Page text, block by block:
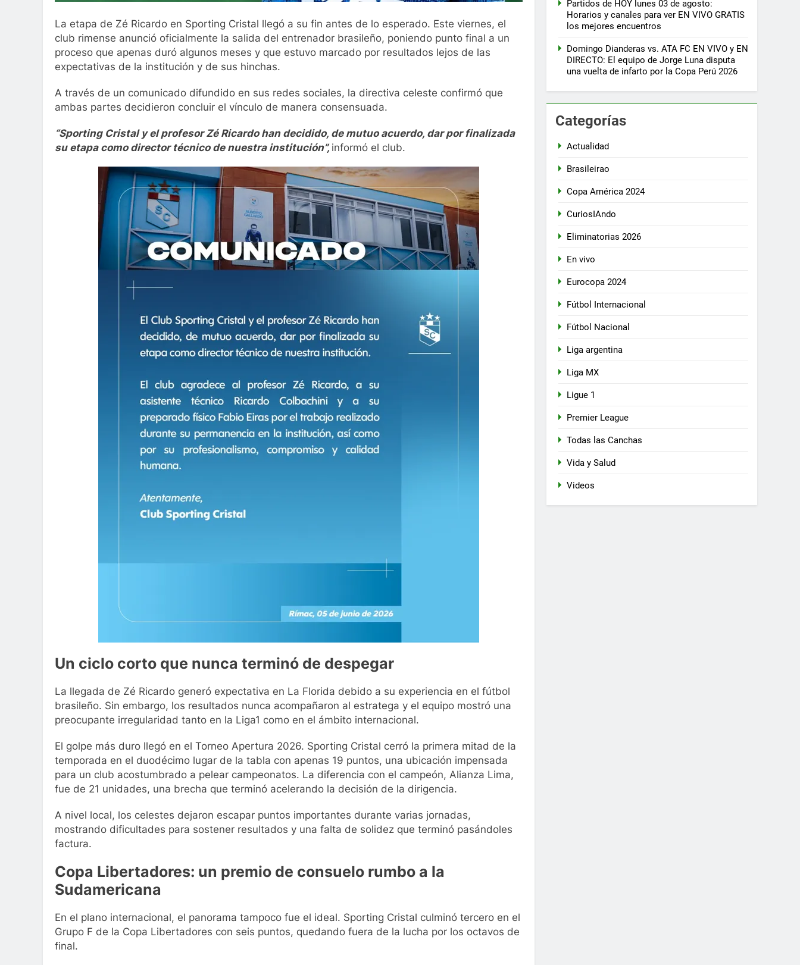
La etapa de Zé Ricardo en Sporting Cristal llegó a su fin antes de lo esperado. Este viernes, el
club rimense anunció oficialmente la salida del entrenador brasileño, poniendo punto final a un
proceso que apenas duró algunos meses y que estuvo marcado por resultados lejos de las
expectativas de la institución y de sus hinchas.
A través de un comunicado difundido en sus redes sociales, la directiva celeste confirmó que
ambas partes decidieron concluir el vínculo de manera consensuada.
“Sporting Cristal y el profesor Zé Ricardo han decidido, de mutuo acuerdo, dar por finalizada
su etapa como director técnico de nuestra institución”, informó el club.
Un ciclo corto que nunca terminó de despegar
La llegada de Zé Ricardo generó expectativa en La Florida debido a su experiencia en el fútbol
brasileño. Sin embargo, los resultados nunca acompañaron al estratega y el equipo mostró una
preocupante irregularidad tanto en la Liga1 como en el ámbito internacional.
El golpe más duro llegó en el Torneo Apertura 2026. Sporting Cristal cerró la primera mitad de la
temporada en el duodécimo lugar de la tabla con apenas 19 puntos, una ubicación impensada
para un club acostumbrado a pelear campeonatos. La diferencia con el campeón, Alianza Lima,
fue de 21 unidades, una brecha que terminó acelerando la decisión de la dirigencia.
A nivel local, los celestes dejaron escapar puntos importantes durante varias jornadas,
mostrando dificultades para sostener resultados y una falta de solidez que terminó pasándoles
factura.
Copa Libertadores: un premio de consuelo rumbo a la
Sudamericana
En el plano internacional, el panorama tampoco fue el ideal. Sporting Cristal culminó tercero en el
Grupo F de la Copa Libertadores con seis puntos, quedando fuera de la lucha por los octavos de
final.
Partidos de HOY lunes 03 de agosto:
Horarios y canales para ver EN VIVO GRATIS
los mejores encuentros
Domingo Dianderas vs. ATA FC EN VIVO y EN
DIRECTO: El equipo de Jorge Luna disputa
una vuelta de infarto por la Copa Perú 2026
Categorías
Actualidad
Brasileirao
Copa América 2024
CuriosIAndo
Eliminatorias 2026
En vivo
Eurocopa 2024
Fútbol Internacional
Fútbol Nacional
Liga argentina
Liga MX
Ligue 1
Premier League
Todas las Canchas
Vida y Salud
Videos